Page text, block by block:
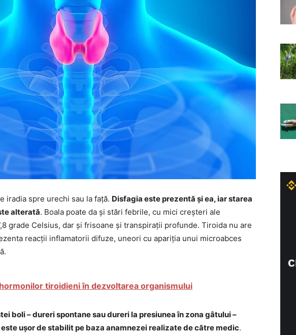
iradia spre urechi sau la față. Disfagia este prezentă și ea, iar starea
alterată. Boala poate da și stări febrile, cu mici creșteri ale
grade Celsius, dar și frisoane și transpirații profunde. Tiroida nu are
reacții inflamatorii difuze, uneori cu apariția unui microabces
tiroidieni în dezvoltarea organismului
boli – dureri spontane sau dureri la presiunea în zona gâtului –
ușor de stabilit pe baza anamnezei realizate de către medic.